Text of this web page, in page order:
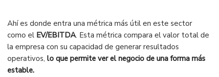
Ahí es donde entra una métrica más útil en este sector
como el EV/EBITDA. Esta métrica compara el valor total de
la empresa con su capacidad de generar resultados
operativos, lo que permite ver el negocio de una forma más
estable.